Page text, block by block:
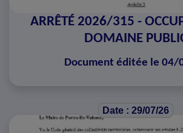
ARRÊTÉ 2026/315 -
DOMAINE
Document éditée le 04/
Date : 29/07/26